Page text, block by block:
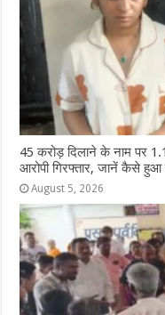
45 करोड़ दिलाने के नाम पर
आरोपी गिरफ्तार, जानें कैसे
August 5, 2026